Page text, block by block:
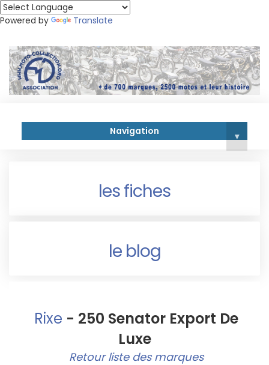
Powered by Translate
Navigation ▾
les fiches
le blog
Rixe - 250 Senator Export De
Luxe
Retour liste des marques